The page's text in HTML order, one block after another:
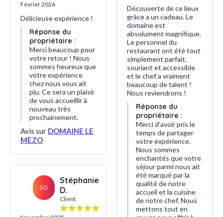
Février 2026
Délicieuse expérience !
Réponse du
propriétaire :
Merci beaucoup pour
votre retour ! Nous
sommes heureux que
votre expérience
chez nous vous ait
plu. Ce sera un plaisir
de vous accueillir à
nouveau très
prochainement.
Avis sur DOMAINE LE
MEZO
SD
Stéphanie
D.
Client
Découverte de ce lieux
grâce a un cadeau. Le
domaine est
absolument magnifique.
Le personnel du
restaurant ont été tout
simplement parfait,
souriant et accessible
et le chef a vraiment
beaucoup de talent !
Nous reviendrons !
Réponse du
propriétaire :
Merci d’avoir pris le
temps de partager
votre expérience.
Nous sommes
enchantés que votre
séjour parmi nous ait
été marqué par la
qualité de notre
accueil et la cuisine
de notre chef. Nous
mettons tout en